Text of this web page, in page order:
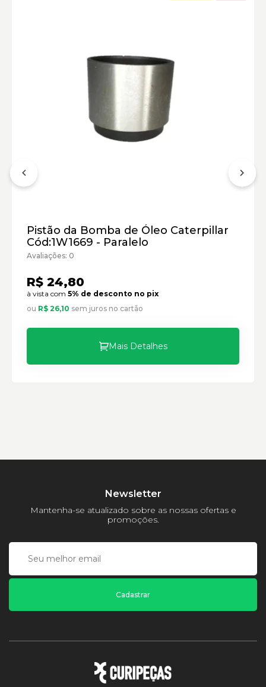
Escavadeiras Hidráulicas de Mineração Caterpillar:
Compactadores Vibratórios Caterpillar:
Pistão da Bomba de Óleo Caterpillar
Cód:1W1669 - Paralelo
Avaliações: 0
R$ 24,80
à vista com 5% de desconto no pix
ou R$ 26,10 sem juros no cartão
Mais Detalhes
Newsletter
Mantenha-se atualizado sobre as nossas ofertas e
promoções.
Cadastrar